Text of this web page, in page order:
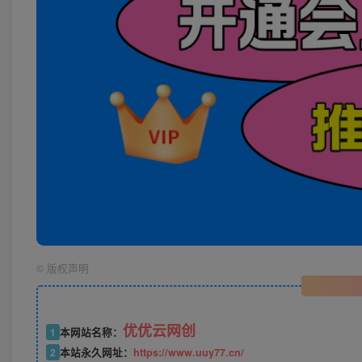
© 版权声明
1 本网站名称： 优优云网创
2 本站永久网址： https://www.uuy77.cn/